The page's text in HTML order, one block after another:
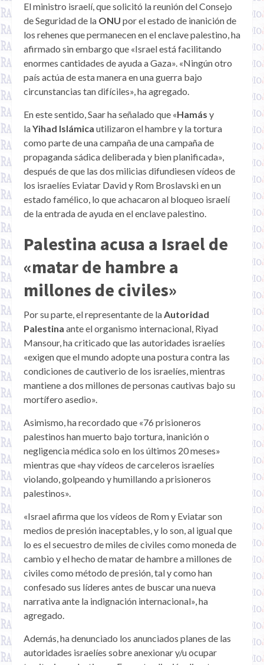
El ministro israelí, que solicitó la reunión del Consejo
de Seguridad de la ONU por el estado de inanición de
los rehenes que permanecen en el enclave palestino, ha
afirmado sin embargo que «Israel está facilitando
enormes cantidades de ayuda a Gaza». «Ningún otro
país actúa de esta manera en una guerra bajo
circunstancias tan difíciles», ha agregado.
En este sentido, Saar ha señalado que «Hamás y
laYihad Islámica utilizaron el hambre y la tortura
como parte de una campaña de una campaña de
propaganda sádica deliberada y bien planificada»,
después de que las dos milicias difundiesen vídeos de
los israelíes Eviatar David y Rom Broslavski en un
estado famélico, lo que achacaron al bloqueo israelí
de la entrada de ayuda en el enclave palestino.
Palestina acusa a Israel de
«matar de hambre a
millones de civiles»
Por su parte, el representante de laAutoridad
Palestina ante el organismo internacional, Riyad
Mansour, ha criticado que las autoridades israelíes
«exigen que el mundo adopte una postura contra las
condiciones de cautiverio de los israelíes, mientras
mantiene a dos millones de personas cautivas bajo su
mortífero asedio».
Asimismo, ha recordado que «76 prisioneros
palestinos han muerto bajo tortura, inanición o
negligencia médica solo en los últimos 20 meses»
mientras que «hay vídeos de carceleros israelíes
violando, golpeando y humillando a prisioneros
palestinos».
«Israel afirma que los vídeos de Rom y Eviatar son
medios de presión inaceptables, y lo son, al igual que
lo es el secuestro de miles de civiles como moneda de
cambio y el hecho de matar de hambre a millones de
civiles como método de presión, tal y como han
confesado sus líderes antes de buscar una nueva
narrativa ante la indignación internacional», ha
agregado.
Además, ha denunciado los anunciados planes de las
autoridades israelíes sobre anexionar y/u ocupar